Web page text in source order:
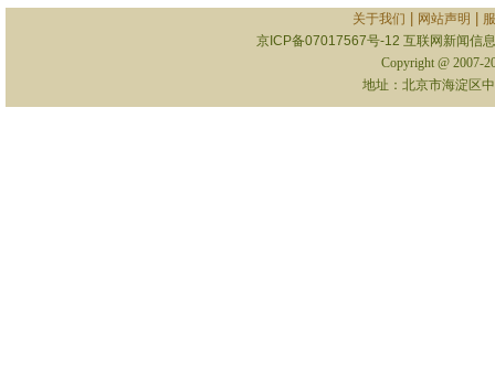
关于我们 网站声明
京ICP备07017567号-12 互联网新闻信
Copyright @ 2007-
地址：北京市海淀区